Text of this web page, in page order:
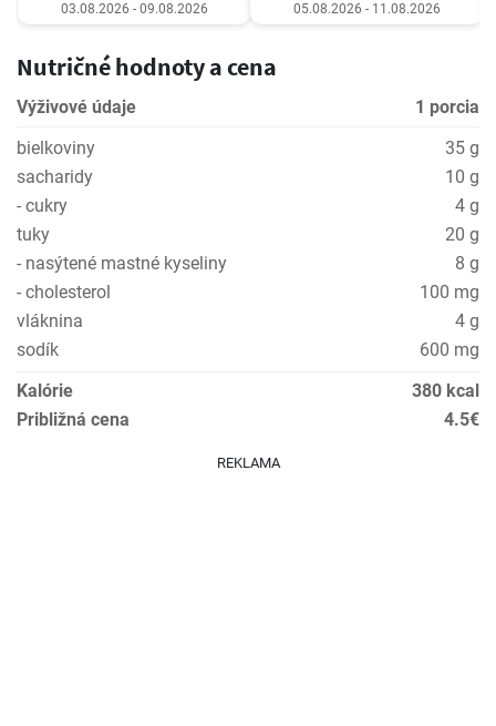
03.08.2026 - 09.08.2026 05.08.2026 - 11.08.2026
Nutričné hodnoty a cena
Výživové údaje
1 porcia
bielkoviny
35 g
sacharidy
10 g
- cukry
4 g
tuky
20 g
- nasýtené mastné kyseliny
8 g
- cholesterol
100 mg
vláknina
4 g
sodík
600 mg
Kalórie
380 kcal
Približná cena
4.5€
REKLAMA